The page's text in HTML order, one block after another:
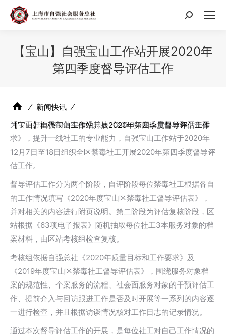
搜
【宝山】自强宝山工作站开展2020年
第四季度督导评估工作
⁄ 新闻快讯 ⁄
【宝山】自强宝山工作站开展2020年第四季度督导评估工作
为了更好地贯彻落实自强总社《2020年度质量目标和工作要
求》，提升一线社工的专业能力，自强宝山工作站于2020年
12月7日至18日组织全区禁毒社工开展2020年第四季度督导评
估工作。
督导评估工作分为两个阶段，自评阶段每位禁毒社工根据各自
的工作情况填写《2020年度宝山区禁毒社工督导评估表》，
并对相关的内容进行附页说明。第二阶段为评估复核阶段，区
站根据《63项电子报表》随机抽取每位社工3本服务对象的档
案材料，由区站考核组检查复核。
考核组依据自强总社《2020年质量目标和工作要求》及
《2019年度宝山区禁毒社工督导评估表》，围绕服务对象档
案的规范性、个案服务的流程、社会面服务对象的干预评估工
作、提前介入与回访跟进工作是否及时开展等一系列的内容逐
一进行检查，并且根据访谈情况核对工作日志的记录情况。
通过本次督导评估工作的开展，是每位社工对自己工作情况的